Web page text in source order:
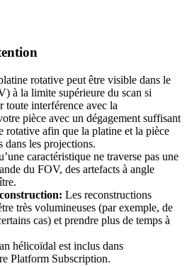
rotative peut être visible dans le
à la limite supérieure du scan si
toute interférence avec la
pièce avec un dégagement suffisant
rotative afin que la platine et la pièce
dans les projections.
caractéristique ne traverse pas une
du FOV, des artefacts à angle
Les reconstructions
très volumineuses (par exemple, de
cas) et prendre plus de temps à
hélicoïdal est inclus dans
Platform Subscription.